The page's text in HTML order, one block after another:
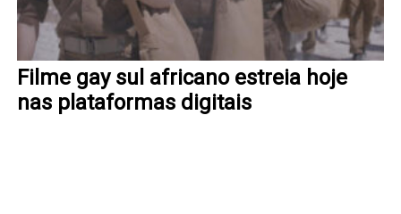
Filme gay sul africano estreia hoje
nas plataformas digitais